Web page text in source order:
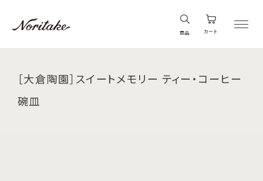
商品 カート
［大倉陶園］スイートメモリー ティー・コーヒー
碗皿